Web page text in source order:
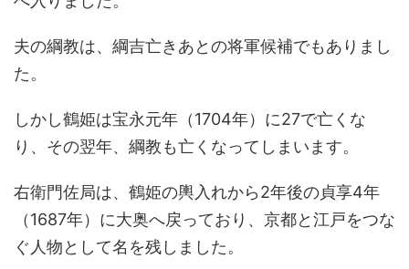
夫の綱教は、綱吉亡きあとの将軍候補でもありまし
た。
しかし鶴姫は宝永元年（1704年）に27で亡くな
り、その翌年、綱教も亡くなってしまいます。
右衛門佐局は、鶴姫の輿入れから2年後の貞享4年
（1687年）に大奥へ戻っており、京都と江戸をつな
ぐ人物として名を残しました。